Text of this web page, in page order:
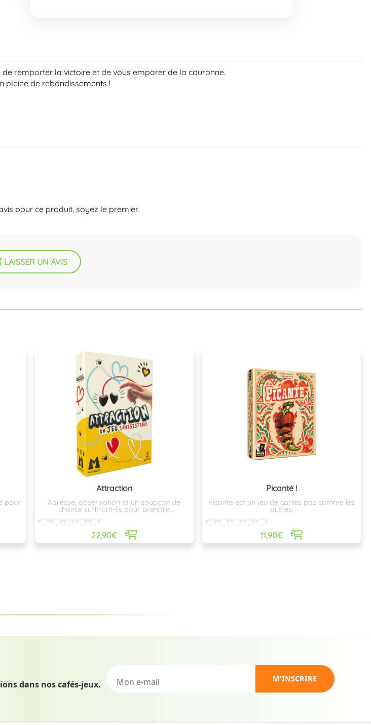
remporter la victoire et de vous emparer de la couronne.
pleine de rebondissements !
pour ce produit, soyez le premier.
LAISSER UN AVIS
pour
Attraction
Adresse, observation et un soupçon de
chance suffiront-ils pour prendre
22,90€
Picanté !
Picante est un jeu de cartes pas comme les
autres.
11,90€
dans nos cafés-jeux.
M'INSCRIRE